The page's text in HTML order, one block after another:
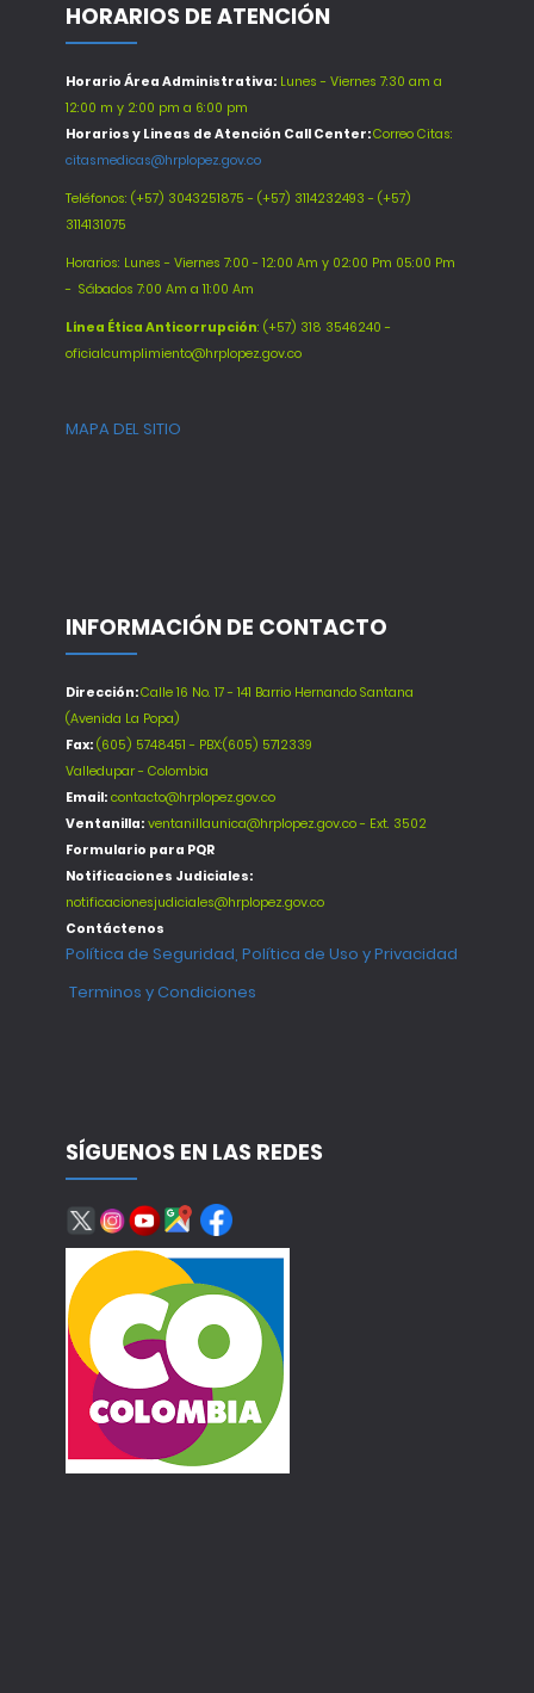
HORARIOS DE ATENCIÓN
Horario Área Administrativa: Lunes - Viernes 7:30 am a
12:00 m y 2:00 pm a 6:00 pm
Horarios y Lineas de Atención Call Center:Correo Citas:
citasmedicas@hrplopez.gov.co
Teléfonos: (+57) 3043251875 - (+57) 3114232493 - (+57)
3114131075
Horarios: Lunes - Viernes 7:00 - 12:00 Am y 02:00 Pm 05:00 Pm
- Sábados 7:00 Am a 11:00 Am
Línea Ética Anticorrupción: (+57) 318 3546240 -
oficialcumplimiento@hrplopez.gov.co
MAPA DEL SITIO
INFORMACIÓN DE CONTACTO
Dirección:Calle 16 No. 17 - 141 Barrio Hernando Santana
(Avenida La Popa)
Fax: (605) 5748451 - PBX:(605) 5712339
Valledupar - Colombia
Email: contacto@hrplopez.gov.co
Ventanilla: ventanillaunica@hrplopez.gov.co - Ext. 3502
Formulario para PQR
Notificaciones Judiciales:
notificacionesjudiciales@hrplopez.gov.co
Contáctenos
Política de Seguridad, Política de Uso y Privacidad
Terminos y Condiciones
SÍGUENOS EN LAS REDES